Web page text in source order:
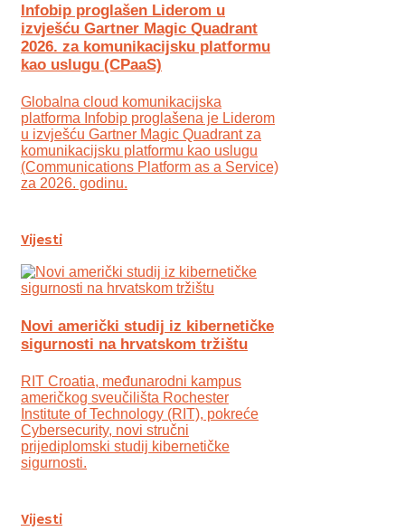
Infobip proglašen Liderom u
izvješću Gartner Magic Quadrant
2026. za komunikacijsku platformu
kao uslugu (CPaaS)
Globalna cloud komunikacijska
platforma Infobip proglašena je Liderom
u izvješću Gartner Magic Quadrant za
komunikacijsku platformu kao uslugu
(Communications Platform as a Service)
za 2026. godinu.
Vijesti
Novi američki studij iz kibernetičke
sigurnosti na hrvatskom tržištu
RIT Croatia, međunarodni kampus
američkog sveučilišta Rochester
Institute of Technology (RIT), pokreće
Cybersecurity, novi stručni
prijediplomski studij kibernetičke
sigurnosti.
Vijesti